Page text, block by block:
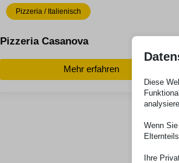
Pizzeria / Italienisch
Pizzeria Casanova
Mehr erfahren
Diese
Wenn
Ihre